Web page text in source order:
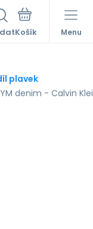
Menu
plavek
denim - Calvin